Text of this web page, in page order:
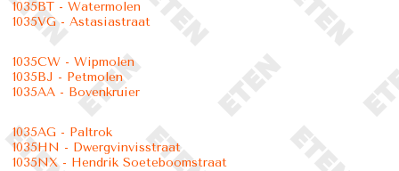
1035BT - Watermolen
1035VG - Astasiastraat
1035CW - Wipmolen
1035BJ - Petmolen
1035AA - Bovenkruier
1035AG - Paltrok
1035HN - Dwergvinvisstraat
1035NX - Hendrik Soeteboomstraat